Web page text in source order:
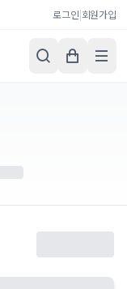
로그인|회원가입